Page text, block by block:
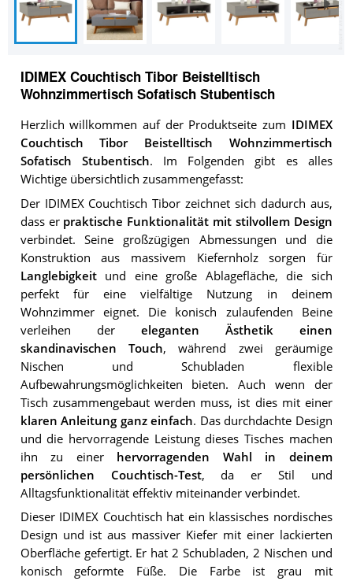
IDIMEX Couchtisch Tibor Beistelltisch
Wohnzimmertisch Sofatisch Stubentisch
Herzlich willkommen auf der Produktseite zum IDIMEX
Couchtisch Tibor Beistelltisch Wohnzimmertisch
Sofatisch Stubentisch. Im Folgenden gibt es alles
Wichtige übersichtlich zusammengefasst:
Der IDIMEX Couchtisch Tibor zeichnet sich dadurch aus,
dass er praktische Funktionalität mit stilvollem Design
verbindet. Seine großzügigen Abmessungen und die
Konstruktion aus massivem Kiefernholz sorgen für
Langlebigkeitund eine große Ablagefläche, die sich
perfekt für eine vielfältige Nutzung in deinem
Wohnzimmer eignet. Die konisch zulaufenden Beine
verleihen der eleganten Ästhetik einen
skandinavischen Touch, während zwei geräumige
Nischen und Schubladen flexible
Aufbewahrungsmöglichkeiten bieten. Auch wenn der
Tisch zusammengebaut werden muss, ist dies mit einer
klaren Anleitung ganz einfach. Das durchdachte Design
und die hervorragende Leistung dieses Tisches machen
ihn zu einer hervorragenden Wahl in deinem
persönlichen Couchtisch-Test, da er Stil und
Alltagsfunktionalität effektiv miteinander verbindet.
Dieser IDIMEX Couchtisch hat ein klassisches nordisches
Design und ist aus massiver Kiefer mit einer lackierten
Oberfläche gefertigt. Er hat 2 Schubladen, 2 Nischen und
konisch geformte Füße. Die Farbe ist grau mit